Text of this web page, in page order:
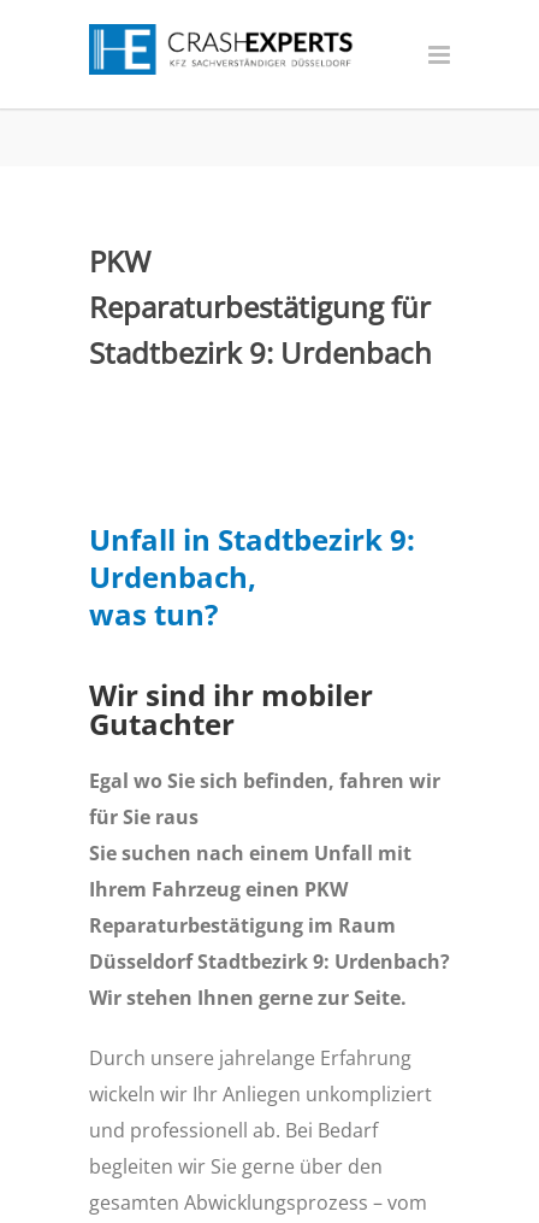
PKW
Reparaturbestätigung für
Stadtbezirk 9: Urdenbach
Unfall in Stadtbezirk 9:
Urdenbach,
was tun?
Wir sind ihr mobiler
Gutachter
Egal wo Sie sich befinden, fahren wir
für Sie raus
Sie suchen nach einem Unfall mit
Ihrem Fahrzeug einen PKW
Reparaturbestätigung im Raum
Düsseldorf Stadtbezirk 9: Urdenbach?
Wir stehen Ihnen gerne zur Seite.
Durch unsere jahrelange Erfahrung
wickeln wir Ihr Anliegen unkompliziert
und professionell ab. Bei Bedarf
begleiten wir Sie gerne über den
gesamten Abwicklungsprozess – vom